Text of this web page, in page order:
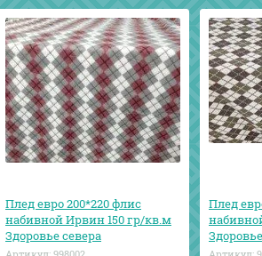
Плед евро 200*220 флис
набивной Ирвин 150 гр/кв.м
Здоровье севера
Плед